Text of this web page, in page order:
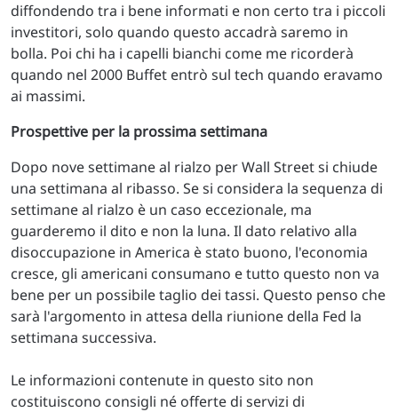
diffondendo tra i bene informati e non certo tra i piccoli
investitori, solo quando questo accadrà saremo in
bolla. Poi chi ha i capelli bianchi come me ricorderà
quando nel 2000 Buffet entrò sul tech quando eravamo
ai massimi.
Prospettive per la prossima settimana
Dopo nove settimane al rialzo per Wall Street si chiude
una settimana al ribasso. Se si considera la sequenza di
settimane al rialzo è un caso eccezionale, ma
guarderemo il dito e non la luna. Il dato relativo alla
disoccupazione in America è stato buono, l'economia
cresce, gli americani consumano e tutto questo non va
bene per un possibile taglio dei tassi. Questo penso che
sarà l'argomento in attesa della riunione della Fed la
settimana successiva.
Le informazioni contenute in questo sito non
costituiscono consigli né offerte di servizi di